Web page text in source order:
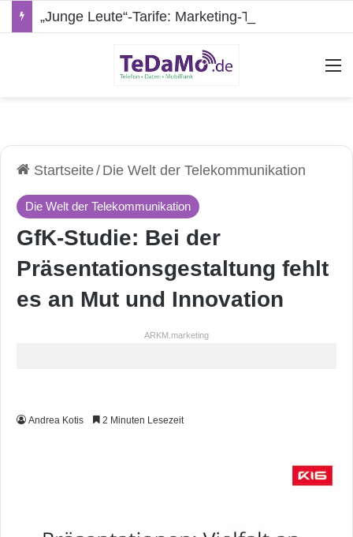
Startseite/ Die Welt der Telekommunikation
Die Welt der Telekommunikation
GfK-Studie: Bei der
Präsentationsgestaltung fehlt
es an Mut und Innovation
ARKM.marketing
Andrea Kotis 2 Minuten Lesezeit